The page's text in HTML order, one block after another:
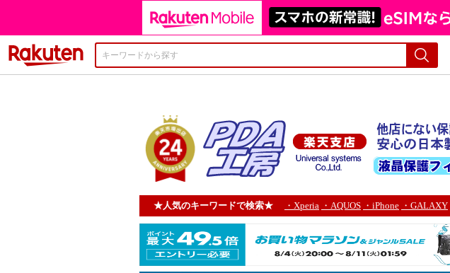
★人気のキーワードで検索★
・Xperia ・AQUOS ・iPhone ・GALAXY